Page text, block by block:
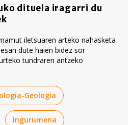
dituela iragarri du
iletsuaren arteko nahasketa
dute haien bidez sor
tundraren antzeko
Geologia
Ingurumena